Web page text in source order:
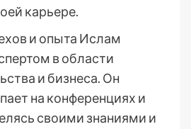
карьере.
и опыта Ислам
в области
и бизнеса. Он
на конференциях и
своими знаниями и